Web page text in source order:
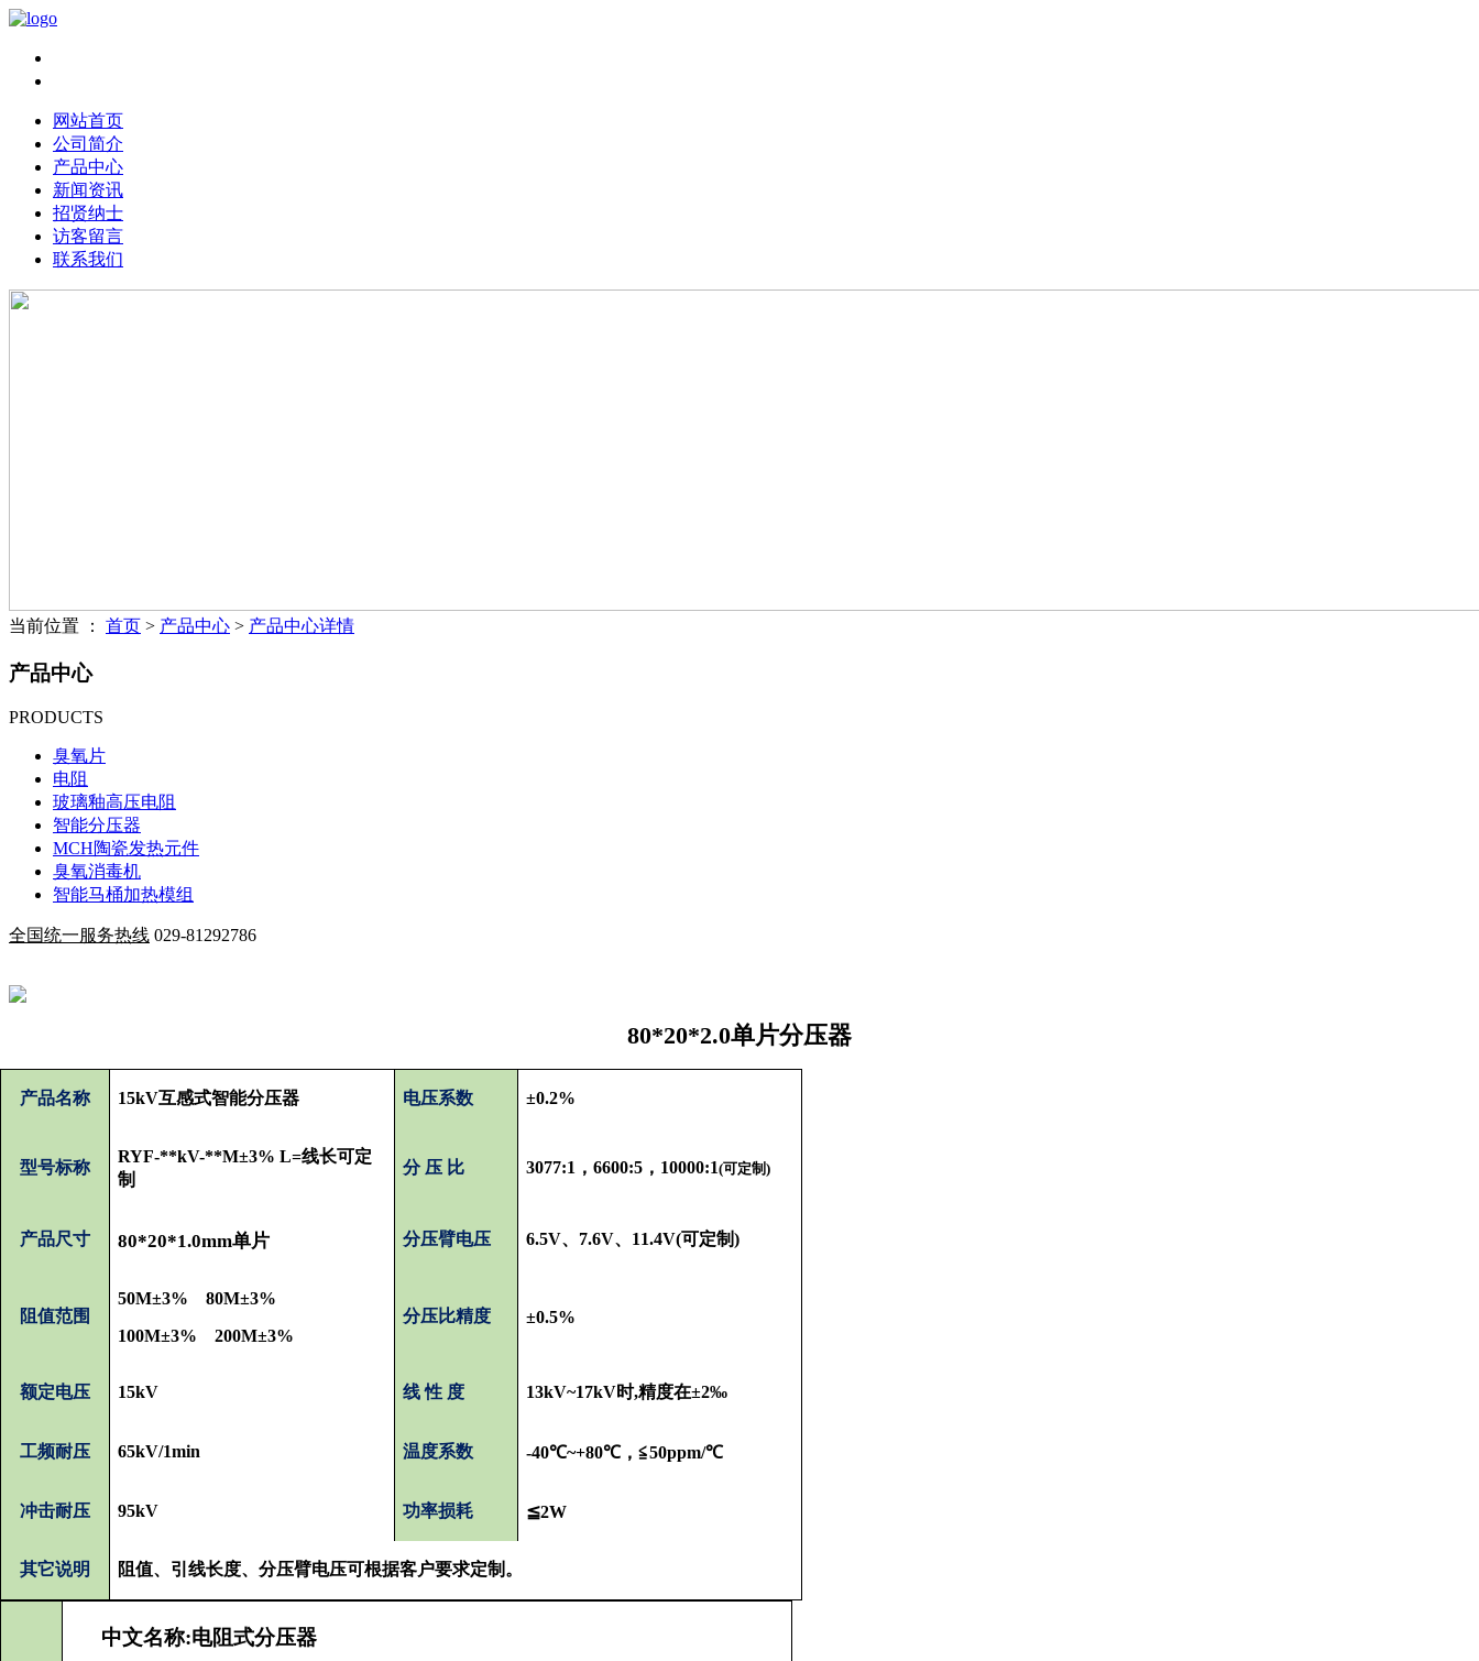
网站首页
公司简介
产品中心
新闻资讯
招贤纳士
访客留言
联系我们
当前位置 ： 首页 > 产品中心 > 产品中心详情
产品中心
PRODUCTS
臭氧片
电阻
玻璃釉高压电阻
智能分压器
MCH陶瓷发热元件
臭氧消毒机
智能马桶加热模组
全国统一服务热线 029-81292786
80*20*2.0单片分压器
产品名称 15kV互感式智能分压器 电压系数 ±0.2%
型号标称
RYF-**kV-**M±3% L=线长可定
制
分 压 比 3077:1，6600:5，10000:1(可定制)
产品尺寸 80*20*1.0mm单片 分压臂电压 6.5V、 7.6V、 11.4V(可定制)
阻值范围
50M±3%
80M±3%
100M±3%
200M±3%
分压比精度 ±0.5%
额定电压 15kV 线 性 度 13kV~17kV时,精度在±2‰
工频耐压 65kV/1min 温度系数 -40℃~+80℃，≦50ppm/℃
冲击耐压 95kV 功率损耗 ≦2W
其它说明 阻值、引线长度、分压臂电压可根据客户要求定制。
中文名称:电阻式分压器